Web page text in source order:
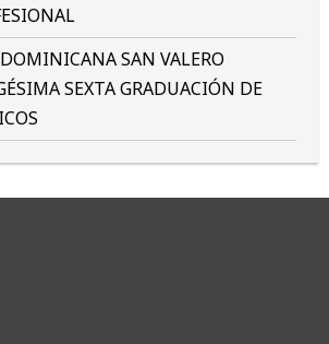
SAN VALERO
SEXTA GRADUACIÓN DE